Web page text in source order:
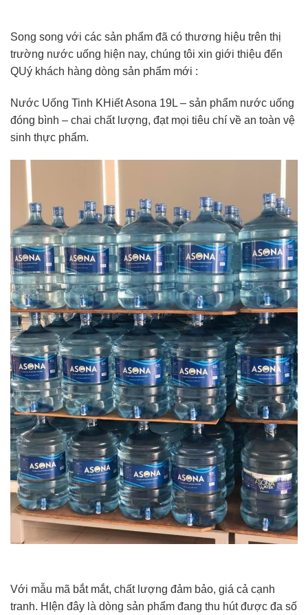
Song song với các sản phẩm đã có thương hiệu trên thị
trường nước uống hiện nay, chúng tôi xin giới thiệu đến
QUý khách hàng dòng sản phẩm mới :
Nước Uống Tinh KHiết Asona 19L – sản phẩm nước uống
đóng bình – chai chất lượng, đạt mọi tiêu chí về an toàn vệ
sinh thực phẩm.
Với mẫu mã bắt mắt, chất lượng đảm bảo, giá cả cạnh
tranh. HIện đây là dòng sản phẩm đang thu hút được đa số